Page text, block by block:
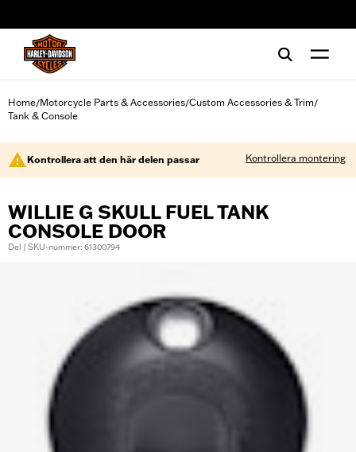
Home/Motorcycle Parts & Accessories/Custom Accessories & Trim/
Tank & Console
Kontrollera att den här delen passar Kontrollera montering
WILLIE G SKULL FUEL TANK
CONSOLE DOOR
Del | SKU-nummer: 61300794